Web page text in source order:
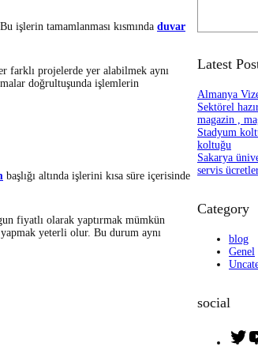
işlerin tamamlanması kısmında duvar
farklı projelerde yer alabilmek aynı
doğrultuşunda işlemlerin
başlığı altında işlerini kısa süre içerisinde
fiyatlı olarak yaptırmak mümkün
yeterli olur. Bu durum aynı
Latest
Almanya
Sektörel
magazin ,
Stadyum
koltuğu
Sakarya
servis
Category
blog
Genel
social
T
w